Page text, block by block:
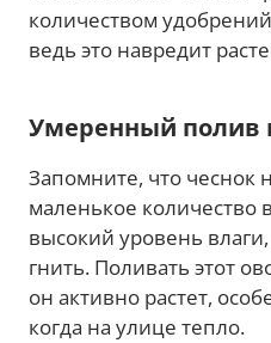
количеством
ведь это навредит
Умеренный полив
Запомните, что чеснок
маленькое количество
высокий уровень
гнить. Поливать этот
он активно растет,
когда на улице тепло.